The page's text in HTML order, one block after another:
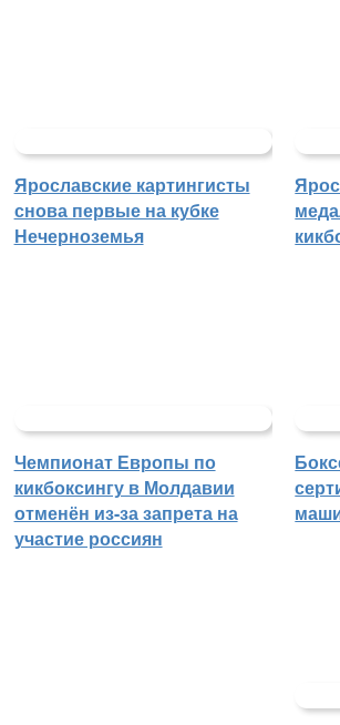
Ярославские картингисты
снова первые на кубке
Нечерноземья
Чемпионат Европы по
кикбоксингу в Молдавии
отменён из-за запрета на
участие россиян